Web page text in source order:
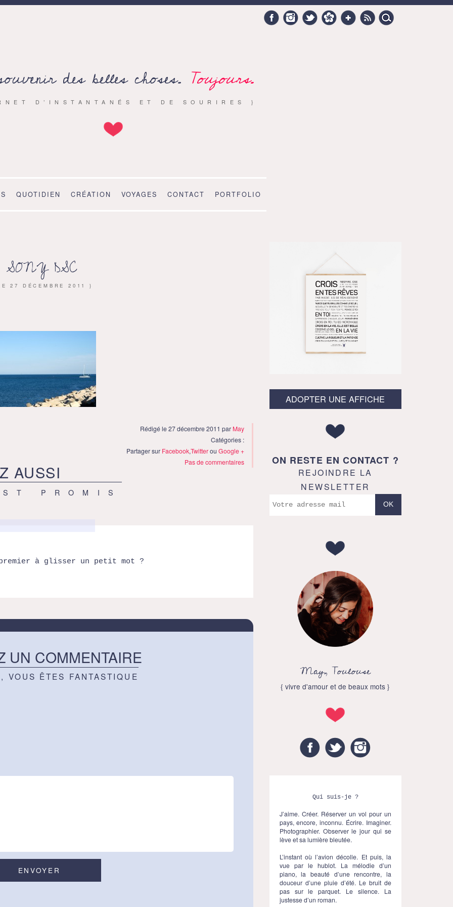
Search
for:
FacebookInstagramTwitter HellocotonGoogle +
RSS
des belles choses. Toujours.
D’INSTANTANÉS ET DE SOURIRES }
QUOTIDIEN CRÉATION VOYAGES CONTACT PORTFOLIO
SONY DSC
27 DÉCEMBRE 2011 }
Rédigé le 27 décembre 2011 par May
Catégories :
Partager sur Facebook,TwitterouGoogle +
Pas de commentaires
AUSSI
PROMIS
à glisser un petit mot ?
UN COMMENTAIRE
VOUS ÊTES FANTASTIQUE
ADOPTER UNE AFFICHE
ON RESTE EN CONTACT ?
REJOINDRE LA
NEWSLETTER
May, Toulouse
{ vivre d'amour et de beaux mots }
FacebookTwitter
Qui suis-je ?
J’aime. Créer. Réserver un vol pour un
pays, encore, inconnu. Écrire. Imaginer.
Photographier. Observer le jour qui se
lève et sa lumière bleutée.
L’instant où l’avion décolle. Et puis, la
vue par le hublot. La mélodie d’un
piano, la beauté d’une rencontre, la
douceur d’une pluie d’été. Le bruit de
pas sur le parquet. Le silence. La
justesse d’un roman.